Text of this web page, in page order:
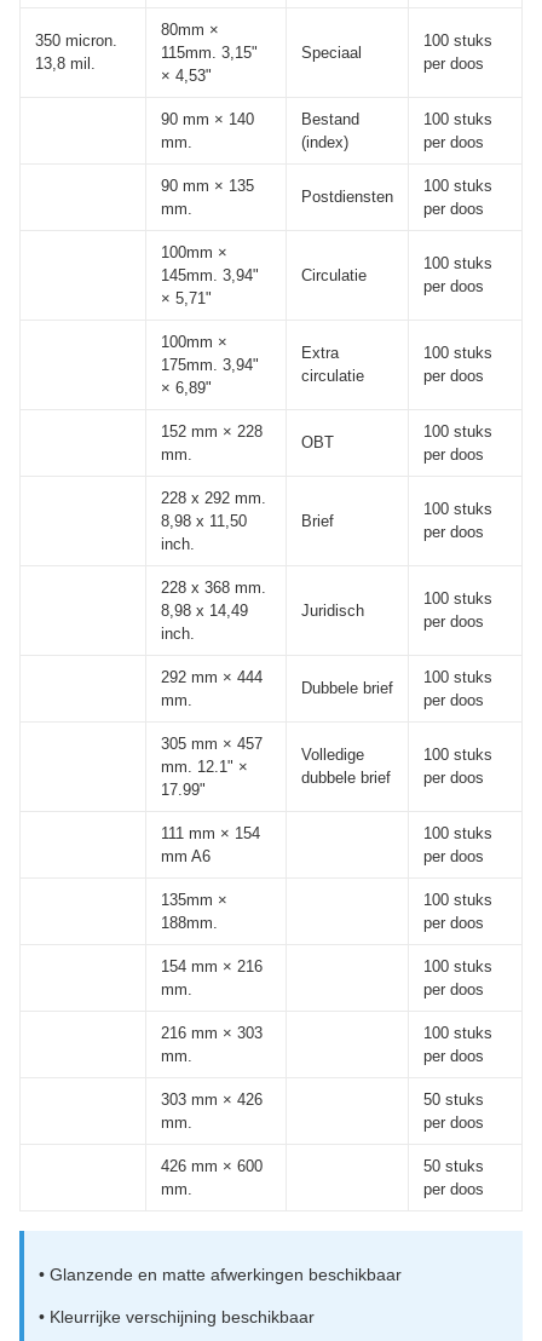
350 micron.
13,8 mil.
80mm ×
115mm. 3,15"
× 4,53"
Speciaal
100 stuks
per doos
90 mm × 140
mm.
Bestand
(index)
100 stuks
per doos
90 mm × 135
mm.
Postdiensten
100 stuks
per doos
100mm ×
145mm. 3,94"
× 5,71"
Circulatie
100 stuks
per doos
100mm ×
175mm. 3,94"
× 6,89"
Extra
circulatie
100 stuks
per doos
152 mm × 228
mm.
OBT
100 stuks
per doos
228 x 292 mm.
8,98 x 11,50
inch.
Brief
100 stuks
per doos
228 x 368 mm.
8,98 x 14,49
inch.
Juridisch
100 stuks
per doos
292 mm × 444
mm.
Dubbele brief
100 stuks
per doos
305 mm × 457
mm. 12.1" ×
17.99"
Volledige
dubbele brief
100 stuks
per doos
111 mm × 154
mm A6
100 stuks
per doos
135mm ×
188mm.
100 stuks
per doos
154 mm × 216
mm.
100 stuks
per doos
216 mm × 303
mm.
100 stuks
per doos
303 mm × 426
mm.
50 stuks
per doos
426 mm × 600
mm.
50 stuks
per doos
• Glanzende en matte afwerkingen beschikbaar
• Kleurrijke verschijning beschikbaar